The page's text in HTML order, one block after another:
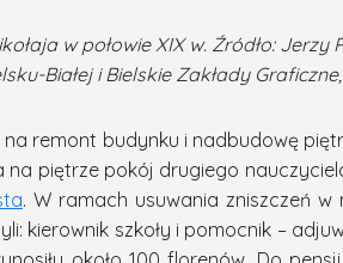
w połowie XIX w. Źródło: Jerzy
Białej i Bielskie Zakłady Graficzne,
remont budynku i nadbudowę
piętrze pokój drugiego
. W ramach usuwania zniszczeń w
kierownik szkoły i pomocnik –